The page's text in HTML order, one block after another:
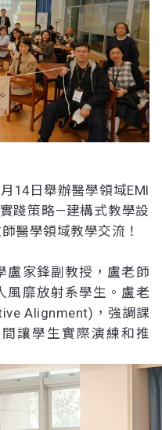
14日舉辦醫學領域EMI
踐策略—建構式教學設
醫學領域教學交流！
盧家鋒副教授，盧老師
風靡放射系學生。盧老
Alignment)，強調課
讓學生實際演練和推